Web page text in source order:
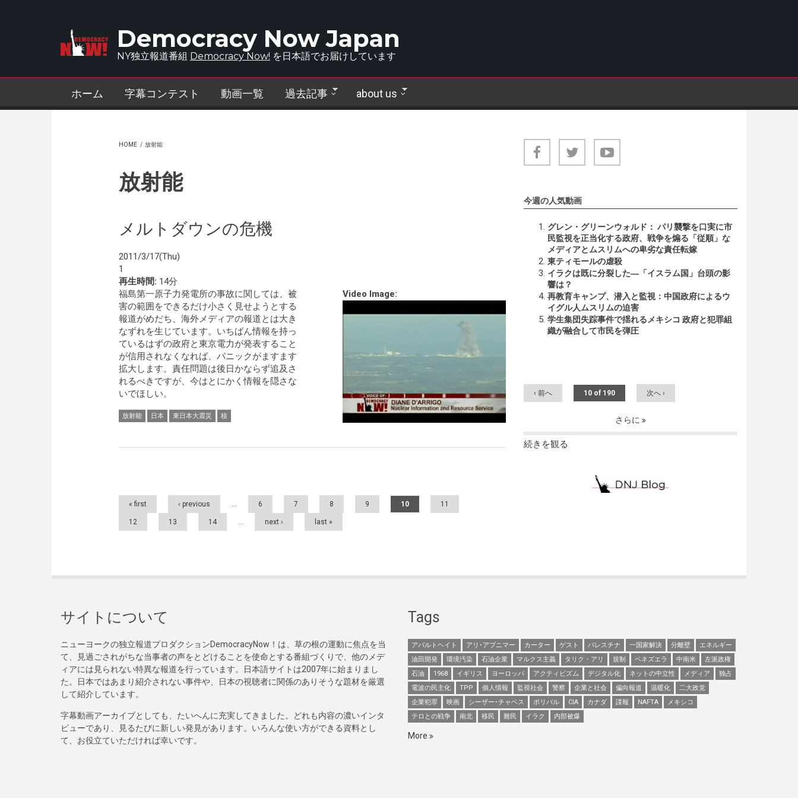
Democracy Now Japan
NY独立報道番組 Democracy Now! を日本語でお届けしています
ホーム 字幕コンテスト 動画一覧 過去記事 about us
HOME / 放射能
放射能
メルトダウンの危機
2011/3/17(Thu)
1
再生時間: 14分
Video Image:
福島第一原子力発電所の事故に関しては、被
害の範囲をできるだけ小さく見せようとする
報道がめだち、海外メディアの報道とは大き
なずれを生じています。いちばん情報を持っ
ているはずの政府と東京電力が発表すること
が信用されなくなれば、パニックがますます
拡大します。責任問題は後日かならず追及さ
れるべきですが、今はとにかく情報を隠さな
いでほしい。
放射能 日本 東日本大震災 核
Pages
« first ‹ previous … 6 7 8 9 10 11
12 13 14 … next › last »
今週の人気動画
グレン・グリーンウォルド： パリ襲撃を口実に市
民監視を正当化する政府、戦争を煽る「従順」な
メディアとムスリムへの卑劣な責任転嫁
東ティモールの虐殺
イラクは既に分裂した―「イスラム国」台頭の影
響は？
再教育キャンプ、潜入と監視：中国政府によるウ
イグル人ムスリムの迫害
学生集団失踪事件で揺れるメキシコ 政府と犯罪組
織が融合して市民を弾圧
‹ 前へ 10 of 190 次へ ›
さらに
続きを観る
サイトについて
ニューヨークの独立報道プロダクションDemocracyNow！は、草の根の運動に焦点を当
て、見過ごされがちな当事者の声をとどけることを使命とする番組づくりで、他のメデ
ィアには見られない特異な報道を行っています。日本語サイトは2007年に始まりまし
た。日本ではあまり紹介されない事件や、日本の視聴者に関係のありそうな題材を厳選
して紹介しています。
字幕動画アーカイブとしても、たいへんに充実してきました。どれも内容の濃いインタ
ビューであり、見るたびに新しい発見があります。いろんな使い方ができる資料とし
て、お役立ていただければ幸いです。
Tags
アパルトヘイト アリ･アブニマー カーター ゲスト パレスチナ 一国家解決 分離壁
エネルギー
油田開発
環境汚染 石油企業 マルクス主義 タリク・アリ 規制 ベネズエラ 中南米
左派政権
石油
1968 イギリス ヨーロッパ アクティビズム デジタル化 ネットの中立性 メディア
独占
電波の民主化
TPP 個人情報 監視社会 警察 企業と社会 偏向報道 温暖化
二大政党
企業犯罪
映画 シーザー･チャベス ボリバル CIA カナダ 諜報 NAFTA
メキシコ
テロとの戦争
南北 移民 難民 イラク 内部被爆
More